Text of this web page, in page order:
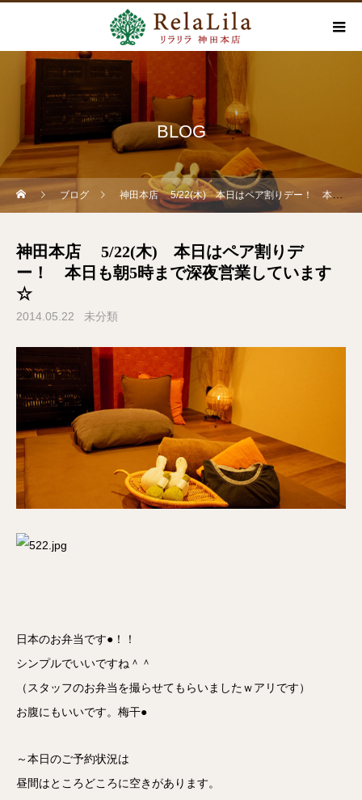
BLOG
ブログ 神田本店 5/22(木) 本日はペア割りデー！ 本日も朝5時まで深夜営業しています☆
神田本店 5/22(木) 本日はペア割りデ
ー！ 本日も朝5時まで深夜営業しています
☆
2014.05.22 未分類
日本のお弁当です●！！
シンプルでいいですね＾＾
（スタッフのお弁当を撮らせてもらいましたｗアリです）
お腹にもいいです。梅干●
～本日のご予約状況は
昼間はところどころに空きがあります。